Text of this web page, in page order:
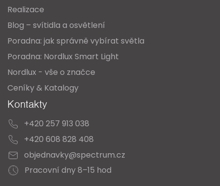
Realizace
Blog – svítidla a osvětlení
Poradna: jak správně vybírat světla
Poradna: Nordlux Smart Light
Nordlux - vše o značce
Ceníky & Katalogy
Kontakty
+420 257 913 038
+420 608 828 408
objednavky@spectrum.cz
Pracovní dny 8–15 hod